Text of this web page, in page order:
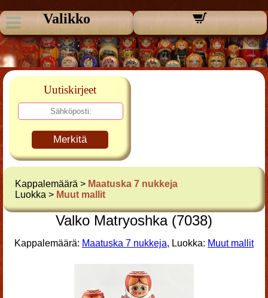
Valikko
Uutiskirjeet
Merkitä
Kappalemäärä > Maatuska 7 nukkeja
Luokka > Muut mallit
Valko Matryoshka (7038)
Kappalemäärä: Maatuska 7 nukkeja, Luokka: Muut mallit